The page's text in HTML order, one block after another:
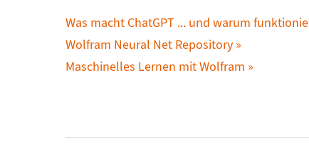
Was macht ChatGPT ... und warum
Wolfram Neural Net Repository
Maschinelles Lernen mit Wolfram